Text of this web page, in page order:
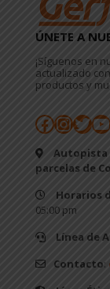
ÚNETE A
¡Síguenos en
actualizado
productos y
Autopista
parcelas de
Horarios
05:00 pm
Línea de
Contacto: